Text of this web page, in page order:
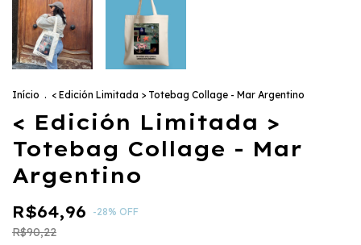
Início . < Edición Limitada > Totebag Collage - Mar Argentino
< Edición Limitada >
Totebag Collage - Mar
Argentino
R$64,96 -28% OFF
R$90,22